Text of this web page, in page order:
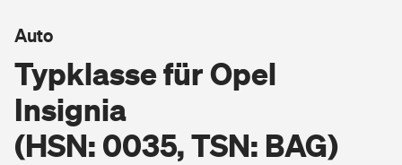
Berufsunfähigkeitsversicherung
Erwerbsunfähigkeitsversicherung
Wohnen
Wohngebäudeversicherung
Typklasse für Opel
Insignia
(HSN: 0035, TSN: BAG)
Auto